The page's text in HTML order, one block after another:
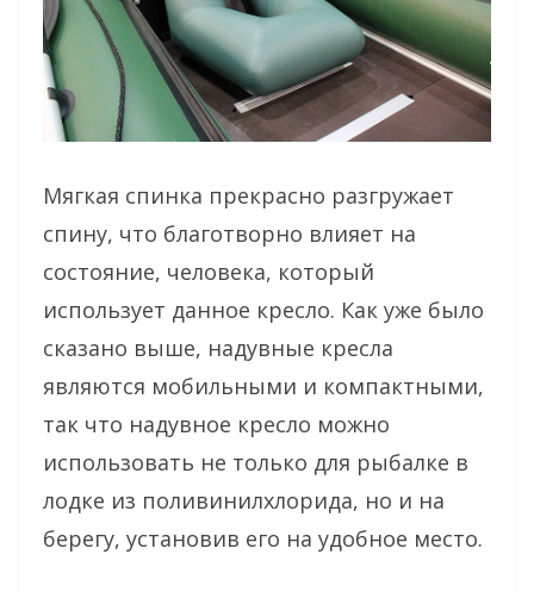
Мягкая спинка прекрасно разгружает
спину, что благотворно влияет на
состояние, человека, который
использует данное кресло. Как уже было
сказано выше, надувные кресла
являются мобильными и компактными,
так что надувное кресло можно
использовать не только для рыбалке в
лодке из поливинилхлорида, но и на
берегу, установив его на удобное место.